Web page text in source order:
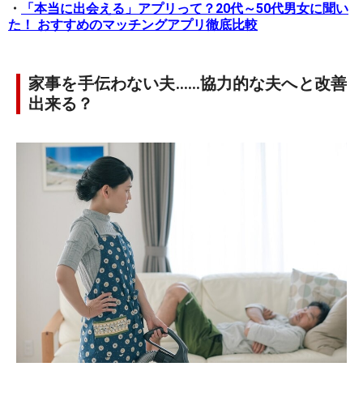
・
「本当に出会える」アプリって？20代～50代男女に聞い
た！ おすすめのマッチングアプリ徹底比較
家事を手伝わない夫……協力的な夫へと改善
出来る？